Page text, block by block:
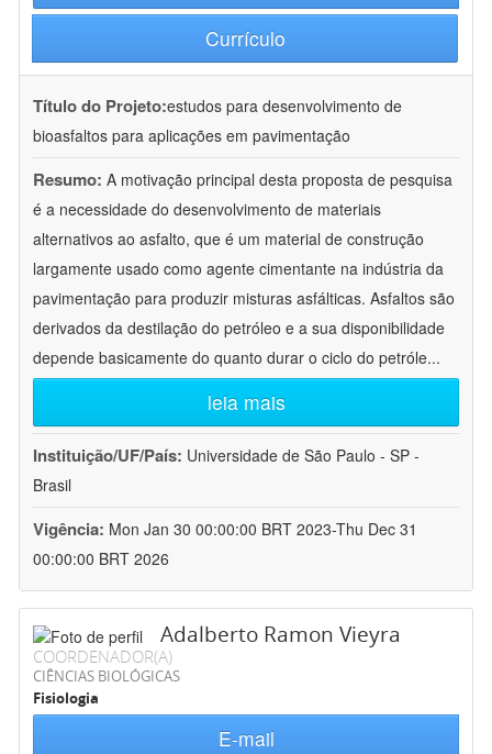
Currículo
Título do Projeto:estudos para desenvolvimento de
bioasfaltos para aplicações em pavimentação
Resumo: A motivação principal desta proposta de pesquisa
é a necessidade do desenvolvimento de materiais
alternativos ao asfalto, que é um material de construção
largamente usado como agente cimentante na indústria da
pavimentação para produzir misturas asfálticas. Asfaltos são
derivados da destilação do petróleo e a sua disponibilidade
depende basicamente do quanto durar o ciclo do petróle...
leia mais
Instituição/UF/País: Universidade de São Paulo - SP -
Brasil
Vigência: Mon Jan 30 00:00:00 BRT 2023-Thu Dec 31
00:00:00 BRT 2026
Adalberto Ramon Vieyra
COORDENADOR(A)
CIÊNCIAS BIOLÓGICAS
Fisiologia
E-mail